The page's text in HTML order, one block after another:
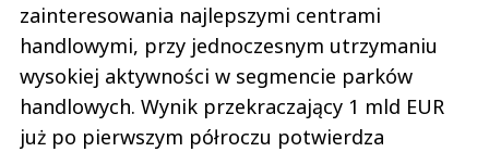
zainteresowania najlepszymi centrami
handlowymi, przy jednoczesnym utrzymaniu
wysokiej aktywności w segmencie parków
handlowych. Wynik przekraczający 1 mld EUR
już po pierwszym półroczu potwierdza